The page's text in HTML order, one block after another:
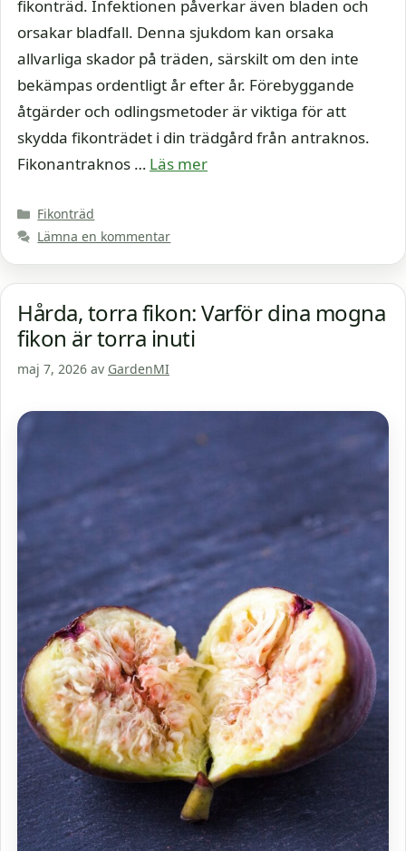
fikonträd. Infektionen påverkar även bladen och
orsakar bladfall. Denna sjukdom kan orsaka
allvarliga skador på träden, särskilt om den inte
bekämpas ordentligt år efter år. Förebyggande
åtgärder och odlingsmetoder är viktiga för att
skydda fikonträdet i din trädgård från antraknos.
Fikonantraknos … Läs mer
Kategorier
Fikonträd
Lämna en kommentar
Hårda, torra fikon: Varför dina mogna
fikon är torra inuti
maj 7, 2026 av GardenMI